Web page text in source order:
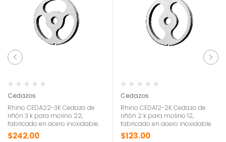
Cedazos
Rhino CEDA22-3K Cedazo de
riñón 3 k para molino 22,
fabricado en acero inoxidable.
$242.00
Cedazos
Rhino CEDA12-2K Cedazo de
riñón 2 k para molino 12,
fabricado en acero inoxidable
$123.00